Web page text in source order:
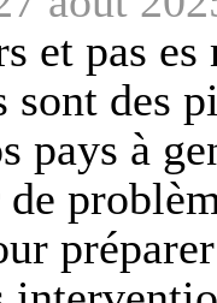
et pas
sont des
pays à